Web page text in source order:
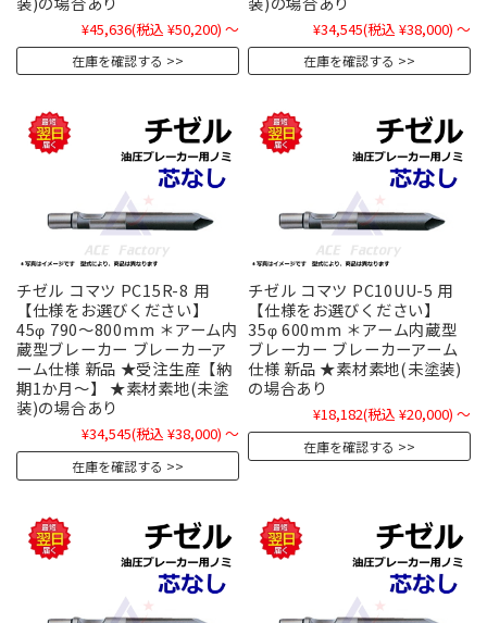
¥45,636(税込 ¥50,200) ～
在庫を確認する
¥34,545(税込 ¥38,000) ～
在庫を確認する
チゼル コマツ PC15R-8 用
【仕様をお選びください】
45φ 790～800mm ＊アーム内
蔵型ブレーカー ブレーカーア
ーム仕様 新品 ★受注生産【納
期1か月～】 ★素材素地(未塗
装)の場合あり
¥34,545(税込 ¥38,000) ～
在庫を確認する
チゼル コマツ PC10UU-5 用
【仕様をお選びください】
35φ 600mm ＊アーム内蔵型
ブレーカー ブレーカーアーム
仕様 新品 ★素材素地(未塗装)
の場合あり
¥18,182(税込 ¥20,000) ～
在庫を確認する